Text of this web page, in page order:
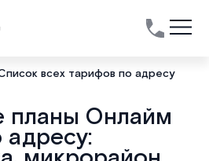
всех тарифов по адресу
планы Онлайм
адресу: